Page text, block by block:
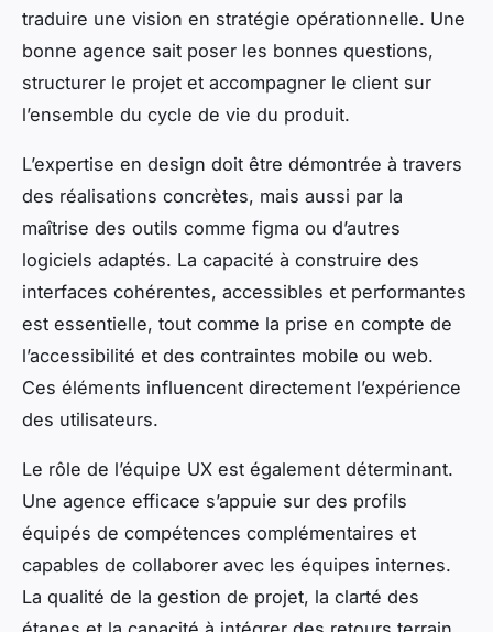
traduire une vision en stratégie opérationnelle. Une
bonne agence sait poser les bonnes questions,
structurer le projet et accompagner le client sur
l’ensemble du cycle de vie du produit.
L’expertise en design doit être démontrée à travers
des réalisations concrètes, mais aussi par la
maîtrise des outils comme figma ou d’autres
logiciels adaptés. La capacité à construire des
interfaces cohérentes, accessibles et performantes
est essentielle, tout comme la prise en compte de
l’accessibilité et des contraintes mobile ou web.
Ces éléments influencent directement l’expérience
des utilisateurs.
Le rôle de l’équipe UX est également déterminant.
Une agence efficace s’appuie sur des profils
équipés de compétences complémentaires et
capables de collaborer avec les équipes internes.
La qualité de la gestion de projet, la clarté des